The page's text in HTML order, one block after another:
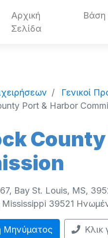
Αρχική
Σελίδα
Γενικοί
Port & Harbor
Bay St. Louis, MS,
Mississippi 39521
Μηνύματος Κλικ